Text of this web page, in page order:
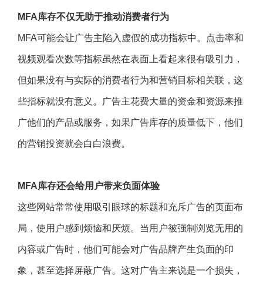
MFA库存不仅无助于推动消费者行为
MFA可能会让广告主陷入虚假的成功指标中。点击率和
视频观看次数等指标虽然在表面上看起来很有吸引力，
但如果没有与实际的消费者行为和营销目标相关联，这
些指标就没有意义。广告主花费大量的资金和资源来推
广他们的产品或服务，如果广告库存的质量低下，他们
的营销投资就会白白浪费。
MFA库存还会给用户带来负面体验
这些网站常常使用吸引眼球的标题和充斥广告的页面布
局，使用户感到烦恼和厌烦。当用户被强制浏览无用的
内容或广告时，他们可能会对广告品牌产生负面的印
象，甚至选择屏蔽广告。这对广告主来说是一个损失，